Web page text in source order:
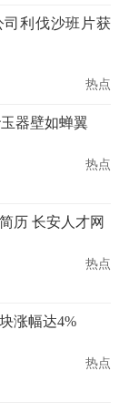
司利伐沙班片获
热点
器壁如蝉翼
热点
历 长安人才网
热点
涨幅达4%
热点